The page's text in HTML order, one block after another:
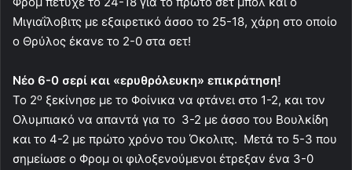
Μιγιαΐλοβιτς με εξαιρετικό άσσο το 25-18, χάρη στο οποίο
ο Θρύλος έκανε το 2-0 στα σετ!
Νέο 6-0 σερί και «ερυθρόλευκη» επικράτηση!
Το 2ο ξεκίνησε με το Φοίνικα να φτάνει στο 1-2, και τον
Ολυμπιακό να απαντά για το 3-2 με άσσο του Βουλκίδη
και το 4-2 με πρώτο χρόνο του Όκολιτς. Μετά το 5-3 που
σημείωσε ο Φρομ οι φιλοξενούμενοι έτρεξαν ένα 3-0